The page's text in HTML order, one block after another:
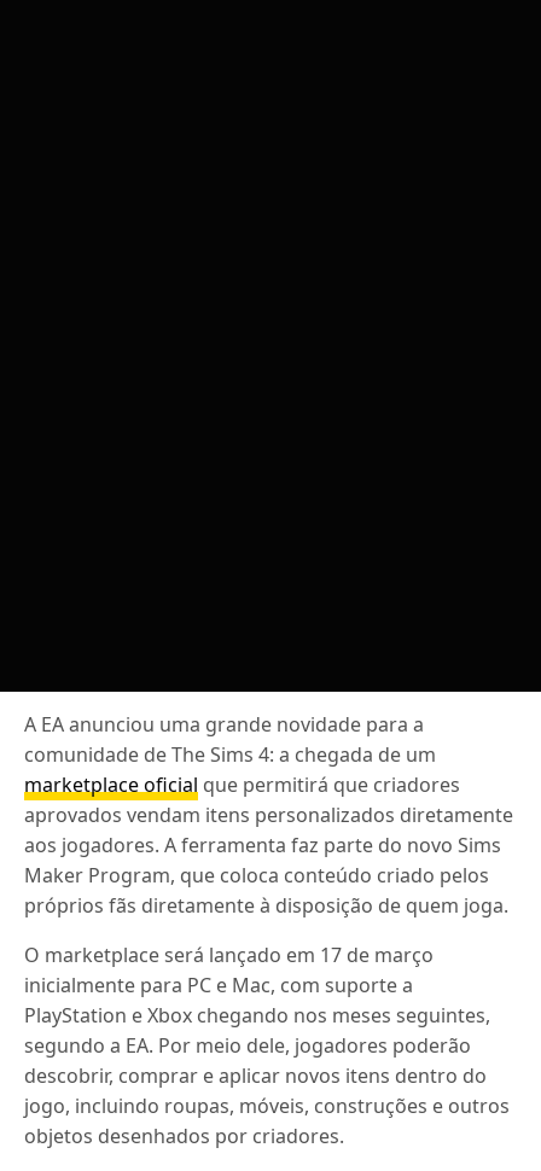
A EA anunciou uma grande novidade para a
comunidade de The Sims 4: a chegada de um
marketplace oficial que permitirá que criadores
aprovados vendam itens personalizados diretamente
aos jogadores. A ferramenta faz parte do novo Sims
Maker Program, que coloca conteúdo criado pelos
próprios fãs diretamente à disposição de quem joga.
O marketplace será lançado em 17 de março
inicialmente para PC e Mac, com suporte a
PlayStation e Xbox chegando nos meses seguintes,
segundo a EA. Por meio dele, jogadores poderão
descobrir, comprar e aplicar novos itens dentro do
jogo, incluindo roupas, móveis, construções e outros
objetos desenhados por criadores.